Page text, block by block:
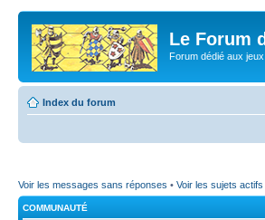
Le Forum
Forum dédié aux
Index du forum
Voir les messages sans réponses • Voir les sujets actifs
COMMUNAUTÉ